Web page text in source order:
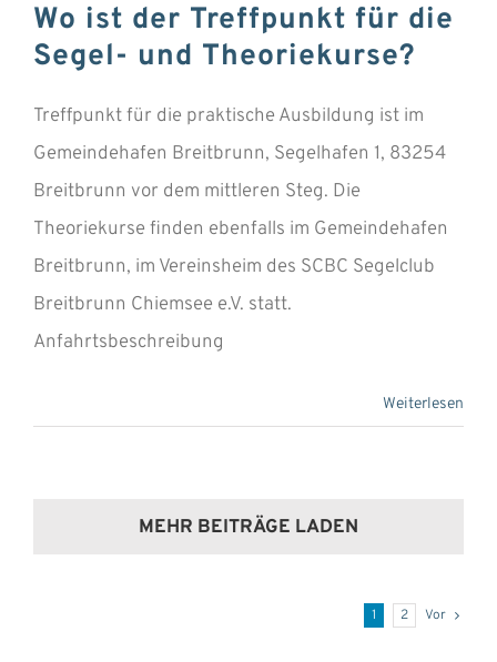
Wo ist der Treffpunkt für die
Segel- und Theoriekurse?
Treffpunkt für die praktische Ausbildung ist im
Gemeindehafen Breitbrunn, Segelhafen 1, 83254
Breitbrunn vor dem mittleren Steg. Die
Theoriekurse finden ebenfalls im Gemeindehafen
Breitbrunn, im Vereinsheim des SCBC Segelclub
Breitbrunn Chiemsee e.V. statt.
Anfahrtsbeschreibung
Weiterlesen
MEHR BEITRÄGE LADEN
1 2 Vor